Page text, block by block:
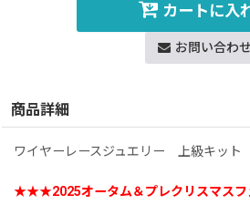
カートに入
お問い合わせ
商品詳細
ワイヤーレースジュエリー 上級キット
★★★2025オータム＆プレクリスマス